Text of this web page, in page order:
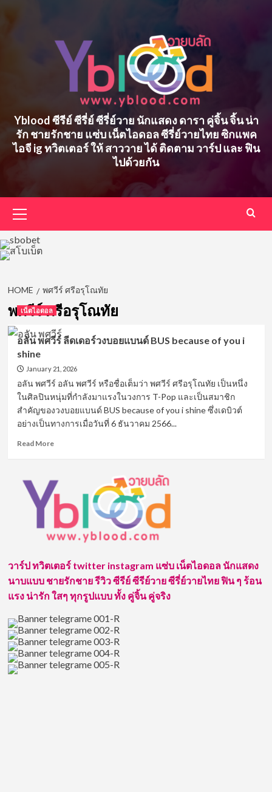
Yblood ซีรีย์ ซีรี่ย์ ซีรี่ย์วาย นักแสดง ดารา คู่จิ้น จิ้น น่า
รัก ชายรักชาย แซ่บ เน็ตไอดอล ซีรี่ย์วายไทย ซิกแพค
ไอจี ig ทวิตเตอร์ ให้ สาววาย ได้ ติดตาม วาร์ป และ ฟิน
ไปด้วยกัน
Menu
HOME พศวีร์ ศรีอรุโณทัย
พศวีร์ ศรีอรุโณทัย
เน็ตไอดอล
อลัน พศวีร์ ลีดเดอร์วงบอยแบนด์ BUS because of you i
shine
January 21, 2026
อลัน พศวีร์ อลัน พศวีร์ หรือชื่อเต็มว่า พศวีร์ ศรีอรุโณทัย เป็นหนึ่ง
ในศิลปินหนุ่มที่กำลังมาแรงในวงการ T-Pop และเป็นสมาชิก
สำคัญของวงบอยแบนด์ BUS because of you i shine ซึ่งเดบิวต์
อย่างเป็นทางการเมื่อวันที่ 6 ธันวาคม 2566...
Read MoreRead
พ
ลีดเดอร์
วง
บอย
BUS
because
of
shine
วาร์ป ทวิตเตอร์ twitter instagram แซ่บ เน็ตไอดอล นักแสดง
นาบแบบ ชายรักชาย รีวิว ซีรีย์ ซีรีย์วาย ซีรี่ย์วายไทย ฟิน ๆ ร้อน
แรง น่ารัก ใสๆ ทุกรูปแบบ ทั้ง คู่จิ้น คู่จริง